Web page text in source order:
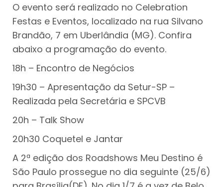
O evento será realizado no Celebration
Festas e Eventos, localizado na rua Silvano
Brandão, 7 em Uberlândia (MG). Confira
abaixo a programação do evento.
18h – Encontro de Negócios
19h30 – Apresentação da Setur-SP –
Realizada pela Secretária e SPCVB
20h – Talk Show
20h30 Coquetel e Jantar
A 2ª edição dos Roadshows Meu Destino é
São Paulo prossegue no dia seguinte (25/6)